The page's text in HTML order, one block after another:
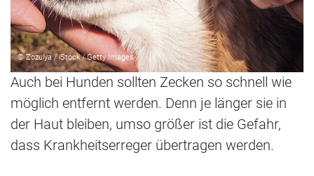
© Zozulya / iStock / Getty Images
Auch bei Hunden sollten Zecken so schnell wie
möglich entfernt werden. Denn je länger sie in
der Haut bleiben, umso größer ist die Gefahr,
dass Krankheitserreger übertragen werden.